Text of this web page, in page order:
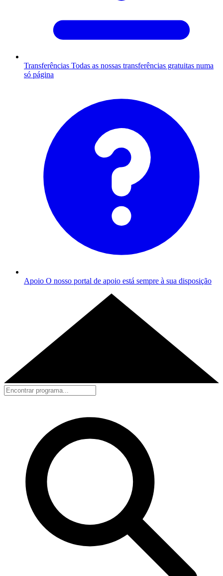
Transferências Todas as nossas transferências gratuitas numa
só página
Apoio O nosso portal de apoio está sempre à sua disposição